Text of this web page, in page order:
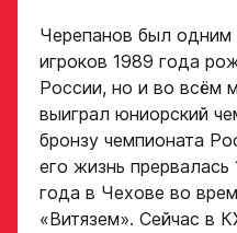
Черепанов был одним
игроков 1989 года
России, но и во всём
выиграл юниорский
бронзу чемпионата
его жизнь прервалась
года в Чехове во
«Витязем». Сейчас в